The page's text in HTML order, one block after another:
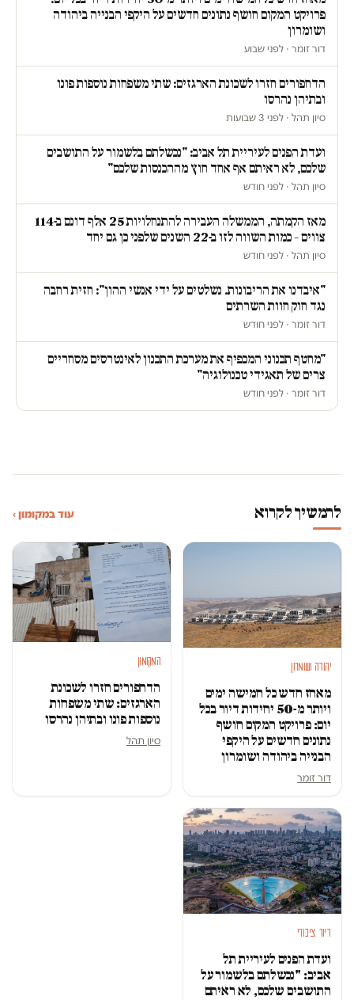
פרויקט המקום חושף נתונים חדשים על היקפי הבנייה ביהודה
ושומרון
דור זומר · לפני שבוע
הדחפורים חזרו לשכונת הארגזים: שתי משפחות נוספות פונו
ובתיהן נהרסו
סיון תהל · לפני 3 שבועות
ועדת הפנים לעיריית תל אביב: "נכשלתם בלשמור על התושבים
שלכם, לא ראיתם אף אחד חוץ מההכנסות שלכם"
סיון תהל · לפני חודש
מאז הקמתה, הממשלה העבירה להתנחלויות 25 אלף דונם ב-114
צווים – כמות השווה לזו ב-22 השנים שלפני כן גם יחד
סיון תהל · לפני חודש
"איבדנו את הריבונות. נשלטים על ידי אנשי ההון": חזית רחבה
נגד חוק חוות השרתים
דור זומר · לפני חודש
"מחטף תכנוני המכפיף את מערכת התכנון לאינטרסים מסחריים
צרים של תאגידי טכנולוגיה"
דור זומר · לפני חודש
להמשיך לקרוא עוד במקומון ›
יהודה ושומרון
מאחז חדש כל חמישה ימים
ויותר מ-50 יחידות דיור בכל
יום: פרויקט המקום חושף
נתונים חדשים על היקפי
הבנייה ביהודה ושומרון
דור זומר
המקומון
הדחפורים חזרו לשכונת
הארגזים: שתי משפחות
נוספות פונו ובתיהן נהרסו
סיון תהל
דיור ציבורי
ועדת הפנים לעיריית תל
אביב: "נכשלתם בלשמור על
התושבים שלכם, לא ראיתם